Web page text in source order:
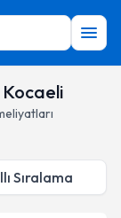
Sıralama